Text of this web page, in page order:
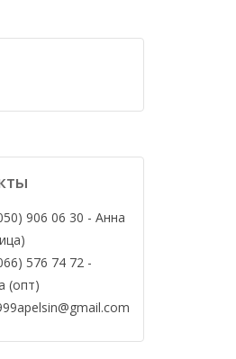
906 06 30 - Анна
576 74 72 -
(опт)